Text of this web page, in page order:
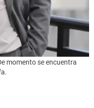
momento se encuentra